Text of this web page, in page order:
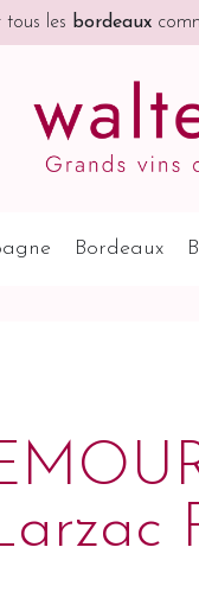
tous les bordeaux
Bordeaux